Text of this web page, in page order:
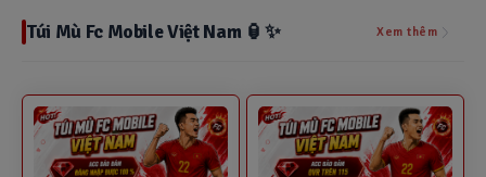
Túi Mù Fc Mobile Việt Nam 🏮✨ Xem thêm